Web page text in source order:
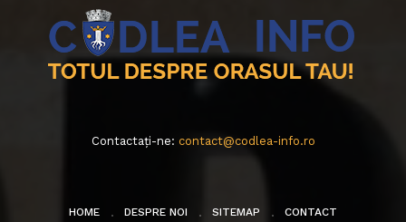
Contactați-ne: contact@codlea-info.ro
HOME DESPRE NOI SITEMAP CONTACT